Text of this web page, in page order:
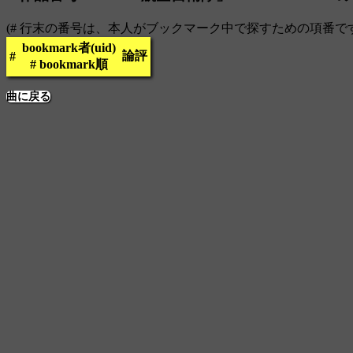
(# 行末の番号は、本人がブックマーク中で探すための項番で
#
bookmark者(uid)
# bookmark順
論評
曲に戻る